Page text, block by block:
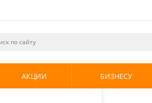
и
использования.
.
АКЦИИ БИЗНЕСУ